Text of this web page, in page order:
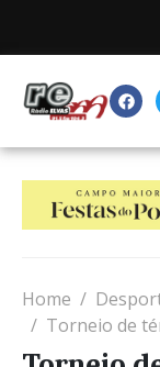
Home
Torneio de ténis